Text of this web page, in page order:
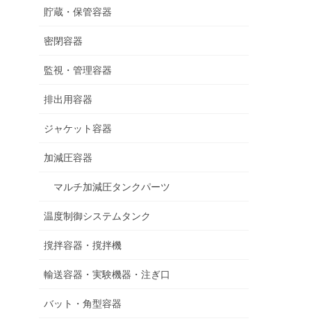
貯蔵・保管容器
密閉容器
監視・管理容器
排出用容器
ジャケット容器
加減圧容器
マルチ加減圧タンクパーツ
温度制御システムタンク
撹拌容器・撹拌機
輸送容器・実験機器・注ぎ口
バット・角型容器